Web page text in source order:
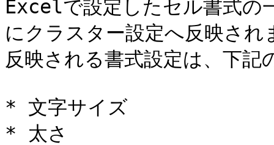
Excelで設定したセル書式
にクラスター設定へ反映さ
反映される書式設定は、下記
* 文字サイズ
* 太さ